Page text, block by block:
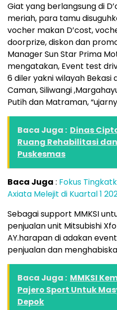
Giat yang berlangsung di
meriah, para tamu
vocher makan D’cost,
doorprize, diskon dan
Manager Sun Star Prima
mengatakan, Event test
6 diler yakni wilayah Bekasi
Caman, Siliwangi
Putih dan Matraman,
Baca Juga : Dinas
Ruang Rehabilitasi
Puskesmas
Baca Juga : Fokus
Axiata Melejit di Kuartal 1
Sebagai support MMKSI
penjualan unit Mitsubishi
AY.harapan di adakan
penjualan dan
Baca Juga : MMKSI
Pajero Sport Untuk
Depok